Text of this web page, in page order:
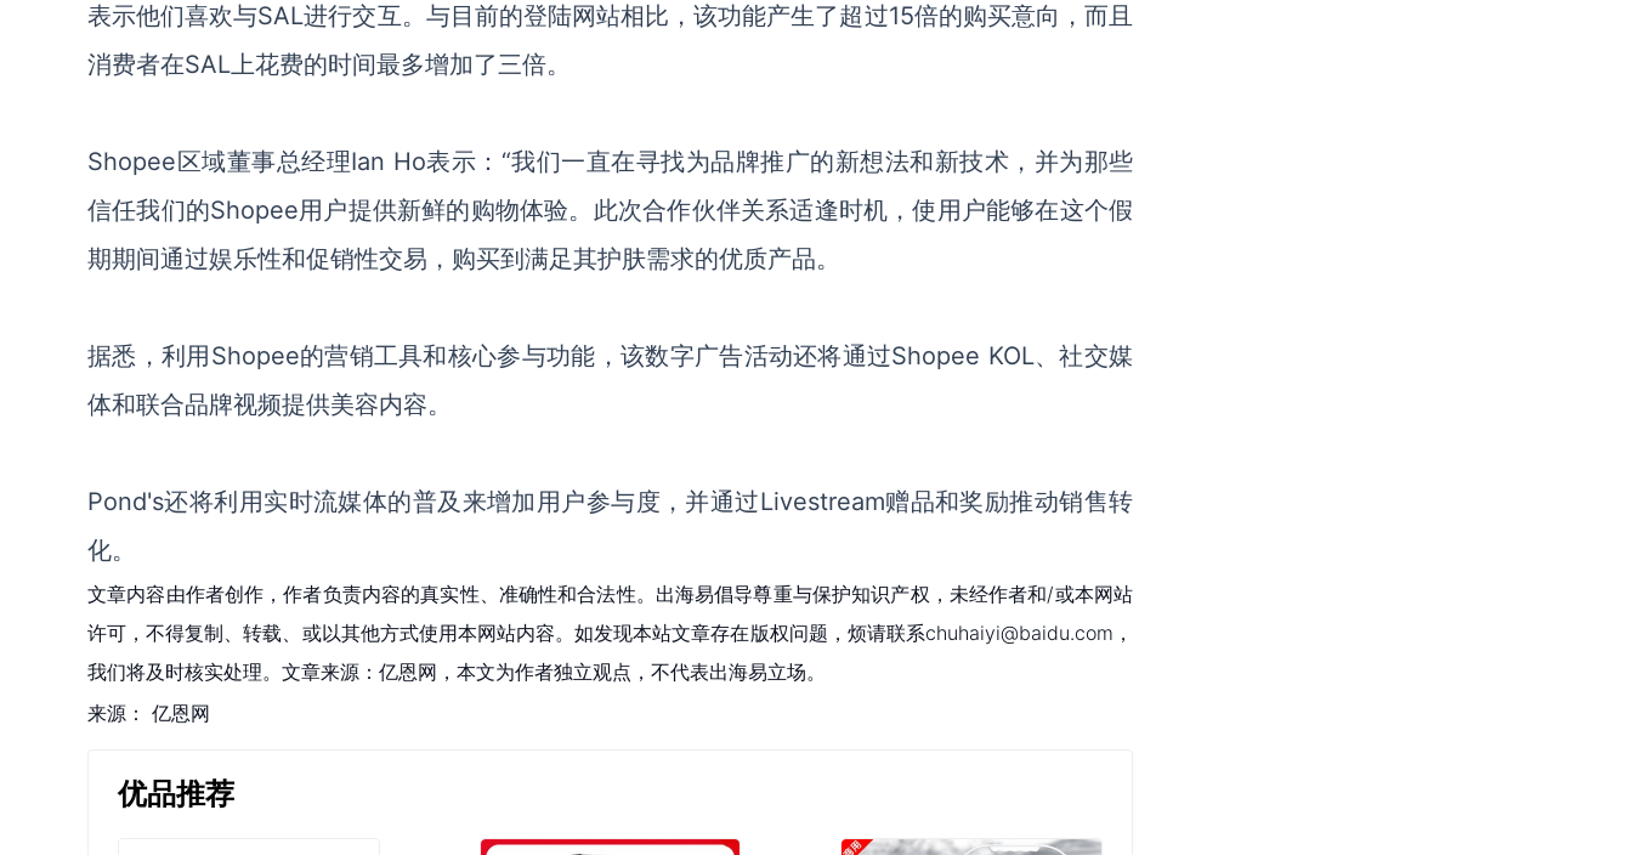
表示他们喜欢与SAL进行交互。与目前的登陆网站相比，该功能产生了超过15倍的购买意向，而且
消费者在SAL上花费的时间最多增加了三倍。
Shopee区域董事总经理Ian Ho表示：“我们一直在寻找为品牌推广的新想法和新技术，并为那些
信任我们的Shopee用户提供新鲜的购物体验。此次合作伙伴关系适逢时机，使用户能够在这个假
期期间通过娱乐性和促销性交易，购买到满足其护肤需求的优质产品。
据悉，利用Shopee的营销工具和核心参与功能，该数字广告活动还将通过Shopee KOL、社交媒
体和联合品牌视频提供美容内容。
Pond's还将利用实时流媒体的普及来增加用户参与度，并通过Livestream赠品和奖励推动销售转
化。
文章内容由作者创作，作者负责内容的真实性、准确性和合法性。出海易倡导尊重与保护知识产权，未经作者和/或本网站
许可，不得复制、转载、或以其他方式使用本网站内容。如发现本站文章存在版权问题，烦请联系chuhaiyi@baidu.com，
我们将及时核实处理。文章来源：亿恩网，本文为作者独立观点，不代表出海易立场。
来源： 亿恩网
优品推荐